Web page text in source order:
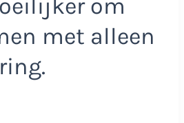
om
met alleen